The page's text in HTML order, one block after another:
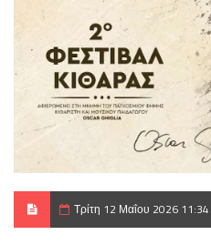
Τρίτη 12 Μαΐου 2026 11:34